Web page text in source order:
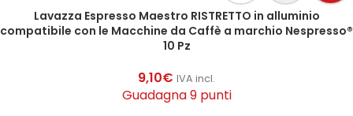
Lavazza Espresso Maestro RISTRETTO in alluminio
compatibile con le Macchine da Caffè a marchio Nespresso®
10 Pz
9,10€ IVA incl.
Guadagna 9 punti